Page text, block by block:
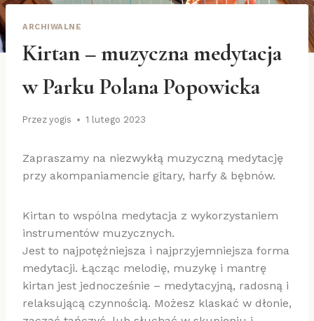
ARCHIWALNE
Kirtan – muzyczna medytacja
w Parku Polana Popowicka
Przez yogis 1 lutego 2023
Zapraszamy na niezwykłą muzyczną medytację
przy akompaniamencie gitary, harfy & bębnów.
Kirtan to wspólna medytacja z wykorzystaniem
instrumentów muzycznych.
Jest to najpotężniejsza i najprzyjemniejsza forma
medytacji. Łącząc melodię, muzykę i mantrę
kirtan jest jednocześnie – medytacyjną, radosną i
relaksującą czynnością. Możesz klaskać w dłonie,